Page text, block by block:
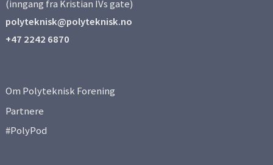
(inngang fra Kristian IVs gate)
polyteknisk@polyteknisk.no
+47 2242 6870
Om Polyteknisk Forening
Partnere
#PolyPod